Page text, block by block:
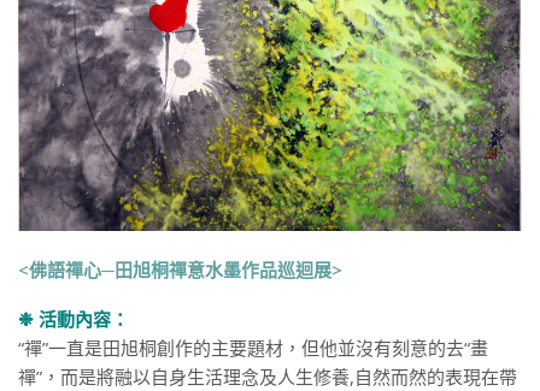
<佛語禪心─田旭桐禪意水墨作品巡迴展>
❉ 活動內容：
“禪”一直是田旭桐創作的主要題材，但他並沒有刻意的去“畫
禪”，而是將融以自身生活理念及人生修養,自然而然的表現在帶